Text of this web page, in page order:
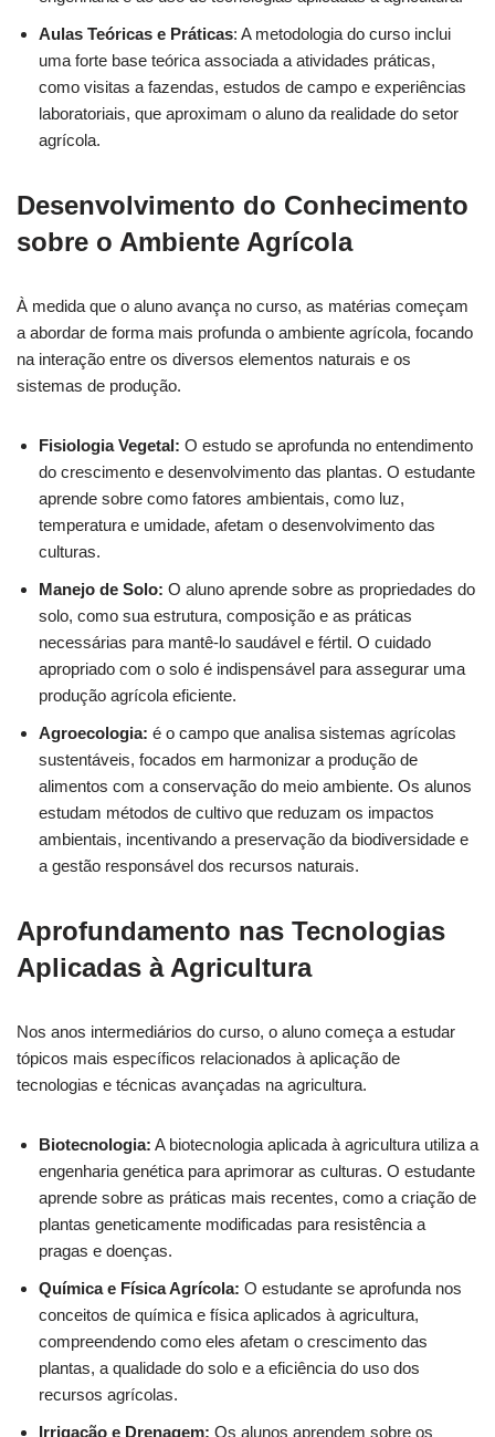
Aulas Teóricas e Práticas: A metodologia do curso inclui
uma forte base teórica associada a atividades práticas,
como visitas a fazendas, estudos de campo e experiências
laboratoriais, que aproximam o aluno da realidade do setor
agrícola.
Desenvolvimento do Conhecimento
sobre o Ambiente Agrícola
À medida que o aluno avança no curso, as matérias começam
a abordar de forma mais profunda o ambiente agrícola, focando
na interação entre os diversos elementos naturais e os
sistemas de produção.
Fisiologia Vegetal: O estudo se aprofunda no entendimento
do crescimento e desenvolvimento das plantas. O estudante
aprende sobre como fatores ambientais, como luz,
temperatura e umidade, afetam o desenvolvimento das
culturas.
Manejo de Solo: O aluno aprende sobre as propriedades do
solo, como sua estrutura, composição e as práticas
necessárias para mantê-lo saudável e fértil. O cuidado
apropriado com o solo é indispensável para assegurar uma
produção agrícola eficiente.
Agroecologia: é o campo que analisa sistemas agrícolas
sustentáveis, focados em harmonizar a produção de
alimentos com a conservação do meio ambiente. Os alunos
estudam métodos de cultivo que reduzam os impactos
ambientais, incentivando a preservação da biodiversidade e
a gestão responsável dos recursos naturais.
Aprofundamento nas Tecnologias
Aplicadas à Agricultura
Nos anos intermediários do curso, o aluno começa a estudar
tópicos mais específicos relacionados à aplicação de
tecnologias e técnicas avançadas na agricultura.
Biotecnologia: A biotecnologia aplicada à agricultura utiliza a
engenharia genética para aprimorar as culturas. O estudante
aprende sobre as práticas mais recentes, como a criação de
plantas geneticamente modificadas para resistência a
pragas e doenças.
Química e Física Agrícola: O estudante se aprofunda nos
conceitos de química e física aplicados à agricultura,
compreendendo como eles afetam o crescimento das
plantas, a qualidade do solo e a eficiência do uso dos
recursos agrícolas.
Irrigação e Drenagem: Os alunos aprendem sobre os